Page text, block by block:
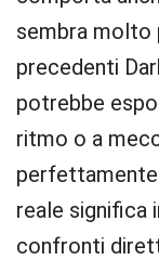
sembra molto
precedenti
potrebbe
ritmo o a
perfettamente
reale significa
confronti